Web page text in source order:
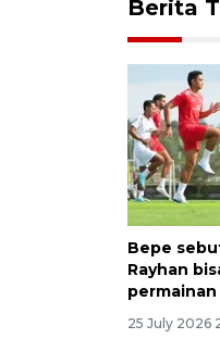
Berita
Bepe
Rayhan
25 July 2026